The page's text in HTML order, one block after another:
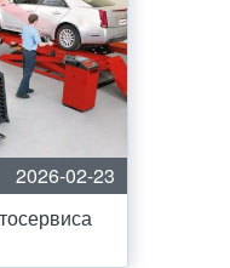
2026-02-23